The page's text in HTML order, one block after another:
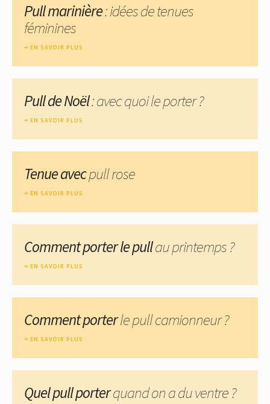
Pull marinière: idées de tenues
féminines
EN SAVOIR PLUS
Pull de Noël: avec quoi le porter ?
EN SAVOIR PLUS
Tenue avecpull rose
EN SAVOIR PLUS
Comment porter le pullau printemps ?
EN SAVOIR PLUS
Comment porterle pull camionneur ?
EN SAVOIR PLUS
Quel pull porterquand on a du ventre ?